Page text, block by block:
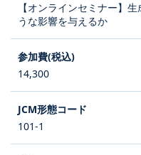
【オンラインセミナー】
うな影響を与えるか
14,300
101-1